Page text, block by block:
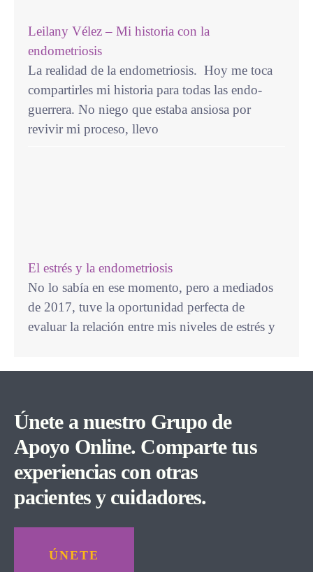
Leilany Vélez – Mi historia con la
endometriosis
La realidad de la endometriosis. Hoy me toca
compartirles mi historia para todas las endo-
guerrera. No niego que estaba ansiosa por
revivir mi proceso, llevo
El estrés y la endometriosis
No lo sabía en ese momento, pero a mediados
de 2017, tuve la oportunidad perfecta de
evaluar la relación entre mis niveles de estrés y
Únete a nuestro Grupo de
Apoyo Online. Comparte tus
experiencias con otras
pacientes y cuidadores.
ÚNETE